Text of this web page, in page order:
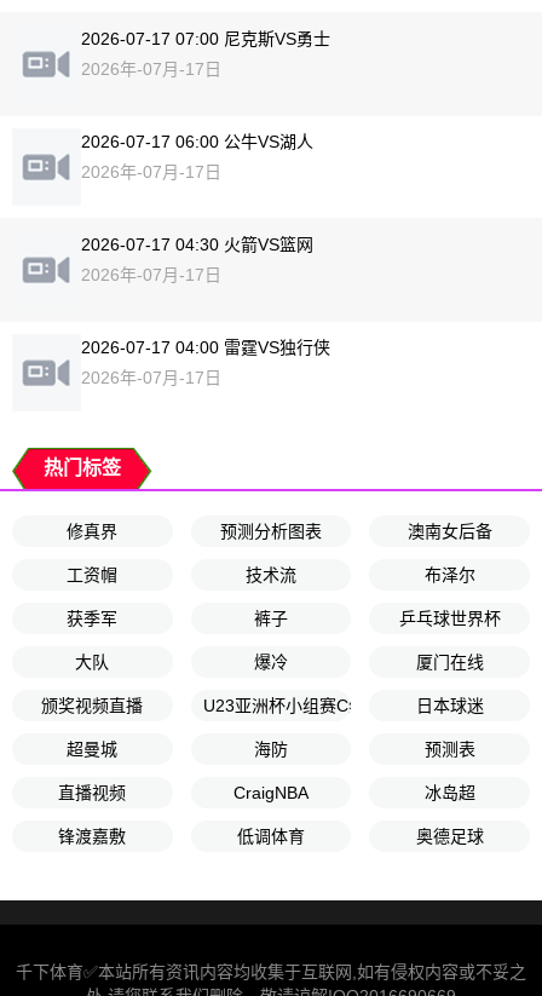
2026-07-17 07:00 尼克斯VS勇士
2026年-07月-17日
2026-07-17 06:00 公牛VS湖人
2026年-07月-17日
2026-07-17 04:30 火箭VS篮网
2026年-07月-17日
2026-07-17 04:00 雷霆VS独行侠
2026年-07月-17日
热门标签
修真界 预测分析图表 澳南女后备
工资帽 技术流 布泽尔
获季军 裤子 乒乓球世界杯
大队 爆冷 厦门在线
颁奖视频直播 U23亚洲杯小组赛C组 日本球迷
超曼城 海防 预测表
直播视频 CraigNBA 冰岛超
锋渡嘉敷 低调体育 奥德足球
千下体育✅本站所有资讯内容均收集于互联网,如有侵权内容或不妥之